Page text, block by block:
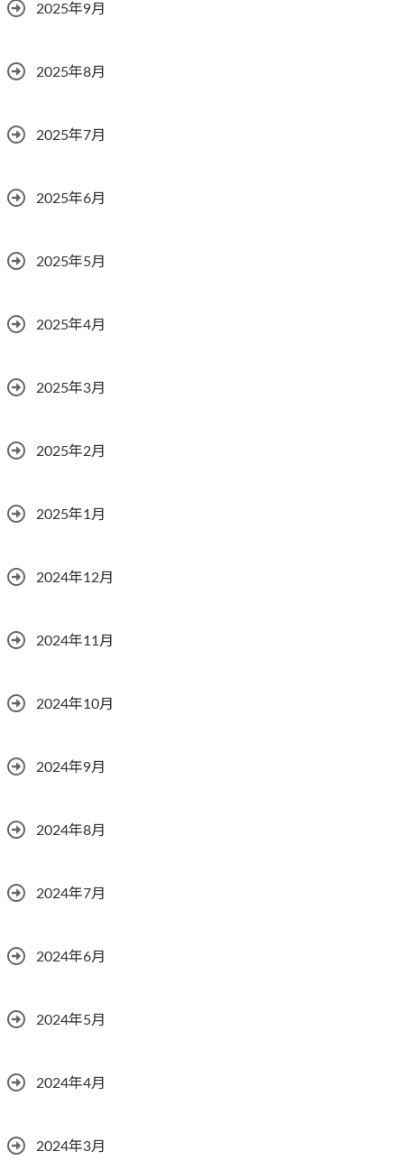
2025年9月
2025年8月
2025年7月
2025年6月
2025年5月
2025年4月
2025年3月
2025年2月
2025年1月
2024年12月
2024年11月
2024年10月
2024年9月
2024年8月
2024年7月
2024年6月
2024年5月
2024年4月
2024年3月